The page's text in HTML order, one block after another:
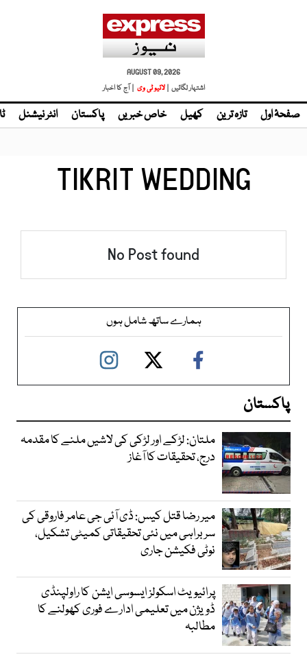
AUGUST 09, 2026
اشتہار لگائیں | لائیو ٹی وی | آج کا اخبار
صفحۂ اول تازہ ترین کھیل خاص خبریں پاکستان انٹر نیشنل
TIKRIT WEDDING
No Post found
ہمارے ساتھ شامل ہوں
پاکستان
ملتان: لڑکے اور لڑکی کی لاشیں ملنے کا مقدمہ
درج، تحقیقات کا آغاز
میر رضا قتل کیس: ڈی آئی جی عامر فاروقی کی
سربراہی میں نئی تحقیقاتی کمیٹی تشکیل،
نوٹی فکیشن جاری
پرائیویٹ اسکولز ایسوسی ایشن کا راولپنڈی
ڈویژن میں تعلیمی ادارے فوری کھولنے کا
مطالبہ